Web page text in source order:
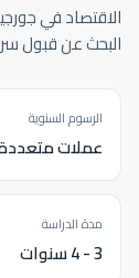
الاقتصاد في
البحث عن قبول
الرسوم السنوية
عملات
مدة الدراسة
3 - 4 سنوات